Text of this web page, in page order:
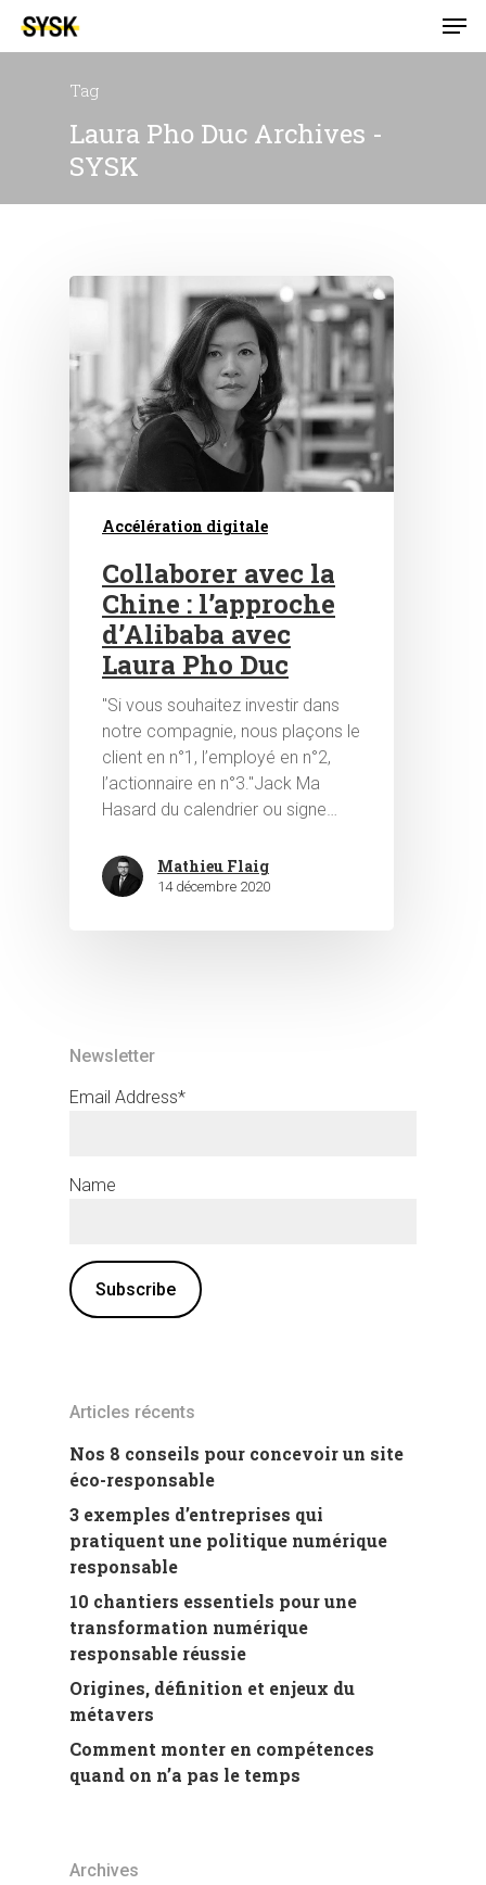
Hit enter to search or ESC to close
Tag
Laura Pho Duc Archives -
SYSK
Accélération digitale
Collaborer avec la
Chine : l’approche
d’Alibaba avec
Laura Pho Duc
"Si vous souhaitez investir dans
notre compagnie, nous plaçons le
client en n°1, l’employé en n°2,
l’actionnaire en n°3."Jack Ma
Hasard du calendrier ou signe…
Mathieu Flaig
14 décembre 2020
Newsletter
Email Address*
Name
Articles récents
Nos 8 conseils pour concevoir un site
éco-responsable
3 exemples d’entreprises qui
pratiquent une politique numérique
responsable
10 chantiers essentiels pour une
transformation numérique
responsable réussie
Origines, définition et enjeux du
métavers
Comment monter en compétences
quand on n’a pas le temps
Archives